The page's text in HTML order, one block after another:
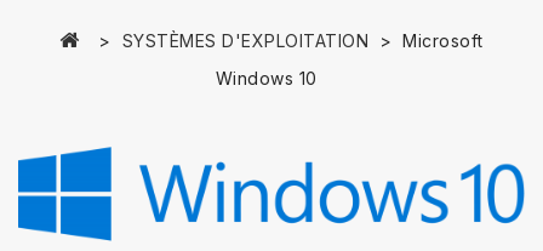
SYSTÈMES D'EXPLOITATION
Microsoft
Windows 10